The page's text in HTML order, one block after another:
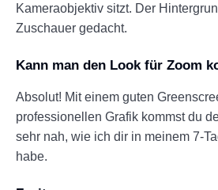
Kameraobjektiv sitzt. Der
Zuschauer gedacht.
Kann man den Look für Zoom
Absolut! Mit einem guten
professionellen Grafik kommst du
sehr nah, wie ich dir in meinem 7-
habe.